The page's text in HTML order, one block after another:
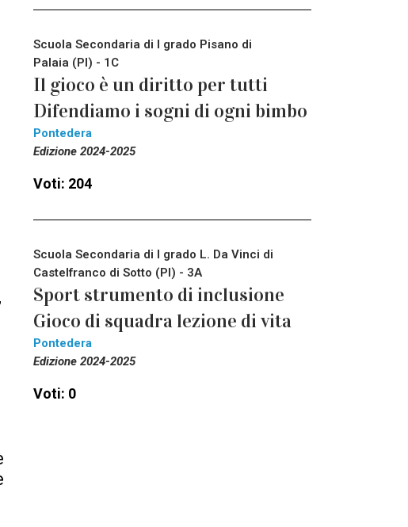
Scuola Secondaria di I grado Pisano di
Palaia (PI) - 1C
Il gioco è un diritto per tutti
Difendiamo i sogni di ogni bimbo
Pontedera
Edizione 2024-2025
Voti: 204
Scuola Secondaria di I grado L. Da Vinci di
Castelfranco di Sotto (PI) - 3A
Sport strumento di inclusione
Gioco di squadra lezione di vita
Pontedera
Edizione 2024-2025
Voti: 0